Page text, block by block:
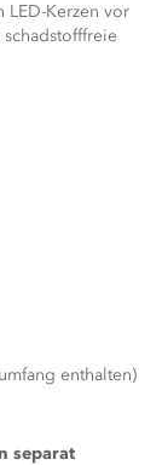
LED-Kerzen vor
enthalten)
separat